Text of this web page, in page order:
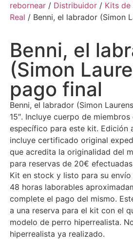
rebornear / Distribuidor / Kits de
Real / Benni, el labrador (Simon
Benni, el
(Simon
pago final
Benni, el labrador (Simon
15″. Incluye cuerpo de
específico para este kit. Edición
incluye certificado original
que acredita la originalidad del
para reservas de 20€
Kit en stock y listo para su
48 horas laborables
complete el pago del mismo.
a una reserva para el kit con el
modelo de perro hiperrealista.
hiperrealista ya realizado.